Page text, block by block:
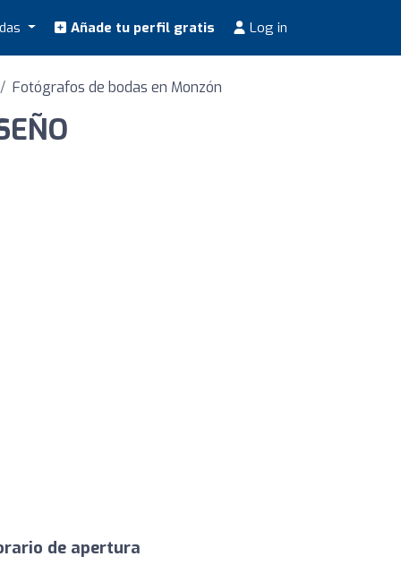
Añade tu perfil gratis Log in
Fotógrafos de bodas en Monzón
de apertura